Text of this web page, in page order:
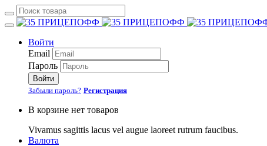
Войти
Email
Пароль
Войти
Забыли пароль? Регистрация
В корзине нет товаров
Vivamus sagittis lacus vel augue laoreet rutrum faucibus.
Валюта